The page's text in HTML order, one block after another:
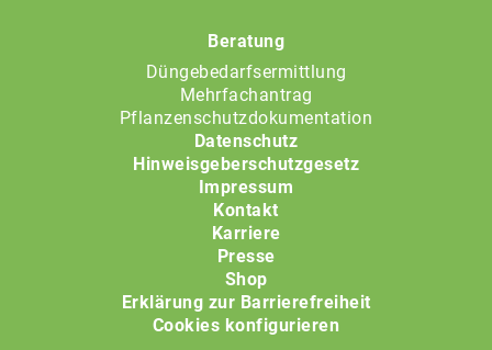
Beratung
Düngebedarfsermittlung
Mehrfachantrag
Pflanzenschutzdokumentation
Datenschutz
Hinweisgeberschutzgesetz
Impressum
Kontakt
Karriere
Presse
Shop
Erklärung zur Barrierefreiheit
Cookies konfigurieren